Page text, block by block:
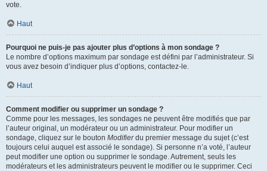
vote.
Haut
Pourquoi ne puis-je pas ajouter plus d’options à mon sondage ?
Le nombre d’options maximum par sondage est défini par l’administrateur. Si
vous avez besoin d’indiquer plus d’options, contactez-le.
Haut
Comment modifier ou supprimer un sondage ?
Comme pour les messages, les sondages ne peuvent être modifiés que par
l’auteur original, un modérateur ou un administrateur. Pour modifier un
sondage, cliquez sur le bouton Modifierdu premier message du sujet (c’est
toujours celui auquel est associé le sondage). Si personne n’a voté, l’auteur
peut modifier une option ou supprimer le sondage. Autrement, seuls les
modérateurs et les administrateurs peuvent le modifier ou le supprimer. Ceci